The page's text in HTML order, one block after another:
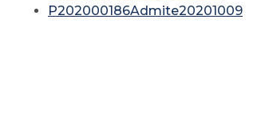
P202000186Admite20201009